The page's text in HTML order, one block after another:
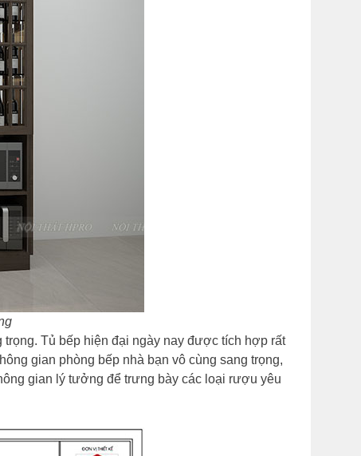
Tủ bếp hiện đại ngày nay được tích hợp rất
gian phòng bếp nhà bạn vô cùng sang trọng,
gian lý tưởng để trưng bày các loại rượu yêu